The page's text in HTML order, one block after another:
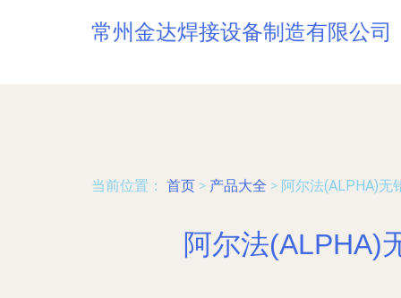
常州金达焊接设备制造有限公司
当前位置： 首页 > 产品大全 > 阿尔法(ALPHA)无
阿尔法(ALPHA)